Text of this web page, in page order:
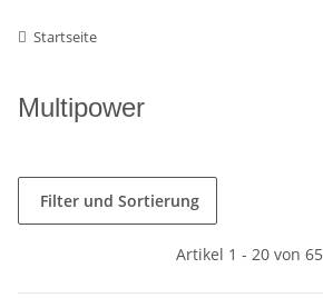
Startseite
Multipower
Filter und Sortierung
Artikel 1 - 20 von 65